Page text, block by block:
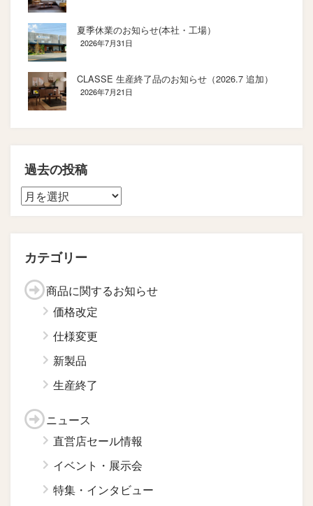
夏季休業のお知らせ(本社・工場）
2026年7月31日
CLASSE 生産終了品のお知らせ（2026.7 追加）
2026年7月21日
過去の投稿
カテゴリー
商品に関するお知らせ
価格改定
仕様変更
新製品
生産終了
ニュース
直営店セール情報
イベント・展示会
特集・インタビュー